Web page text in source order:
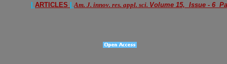
| ARTICLES | Am. J. innov. res. appl. sci. Volume 15, Issue - 6